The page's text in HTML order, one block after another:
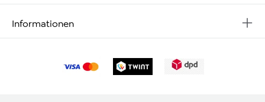
Informationen